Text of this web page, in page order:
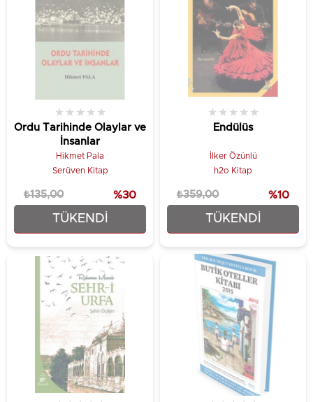
TÜKENDI
Ordu Tarihinde Olaylar ve
İnsanlar
★ ★ ★ ★ ★
Hikmet Pala
Serüven Kitap
₺94,50
₺135,00 %30
TÜKENDI
Endülüs
★ ★ ★ ★ ★
İlker Özünlü
h2o Kitap
₺323,10
₺359,00 %10